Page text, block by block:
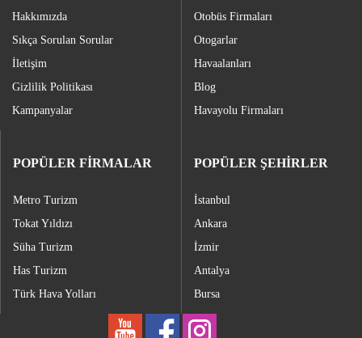
Hakkımızda
Sıkça Sorulan Sorular
İletişim
Gizlilik Politikası
Kampanyalar
Otobüs Firmaları
Otogarlar
Havaalanları
Blog
Havayolu Firmaları
POPÜLER FİRMALAR
Metro Turizm
Tokat Yıldızı
Süha Turizm
Has Turizm
Türk Hava Yolları
POPÜLER ŞEHİRLER
İstanbul
Ankara
İzmir
Antalya
Bursa